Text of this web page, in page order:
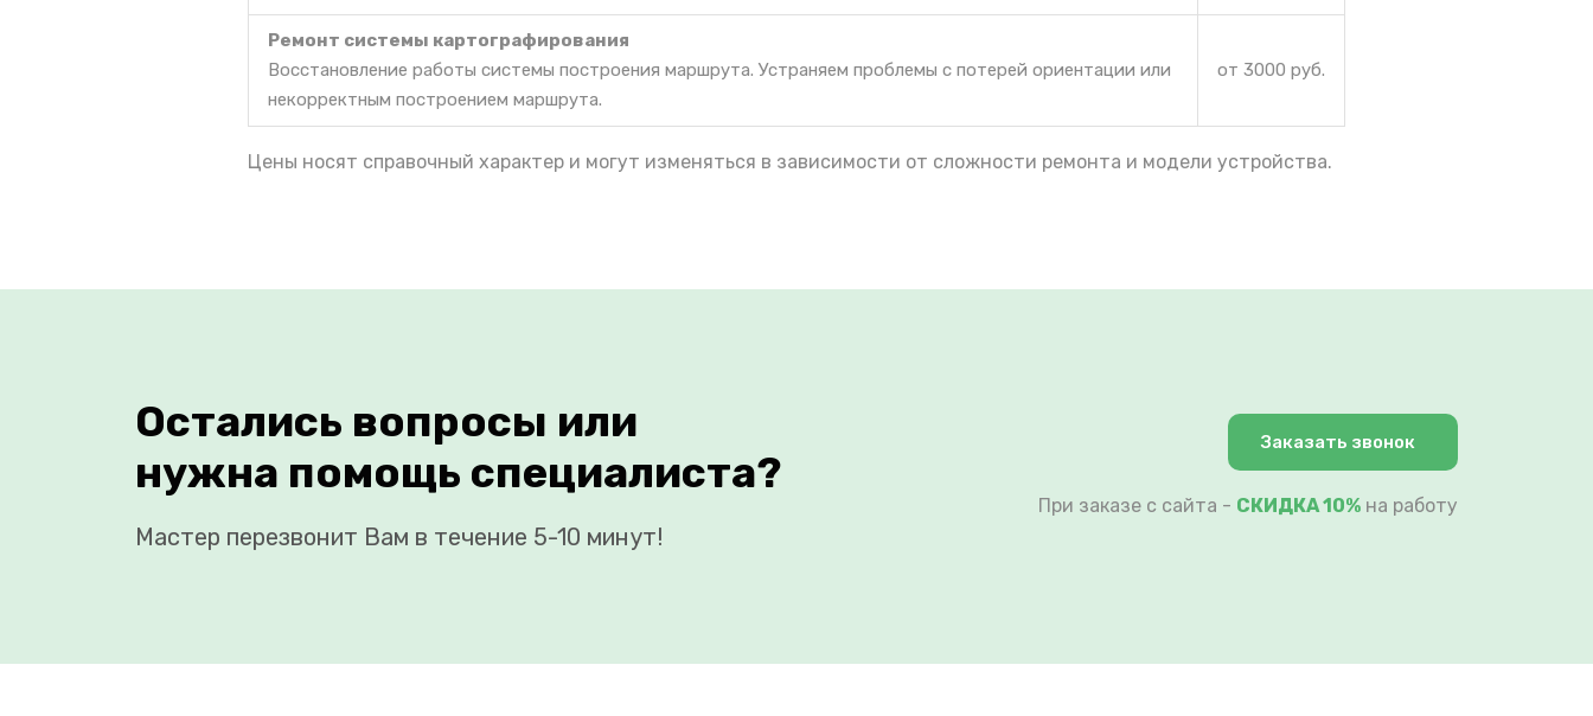
Ремонт системы картографирования
Восстановление работы системы построения маршрута. Устраняем проблемы с потерей ориентации или
некорректным построением маршрута.
от 3000 руб.
Цены носят справочный характер и могут изменяться в зависимости от сложности ремонта и модели устройства.
Остались вопросы или
нужна помощь специалиста?
Мастер перезвонит Вам в течение 5-10 минут!
Заказать звонок
При заказе с сайта - СКИДКА 10% на работу